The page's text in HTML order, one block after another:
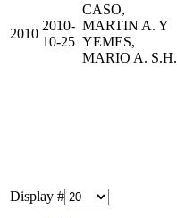
Display #
2010
2010-
10-25
CASO,
MARTIN A. Y
YEMES,
MARIO A. S.H.